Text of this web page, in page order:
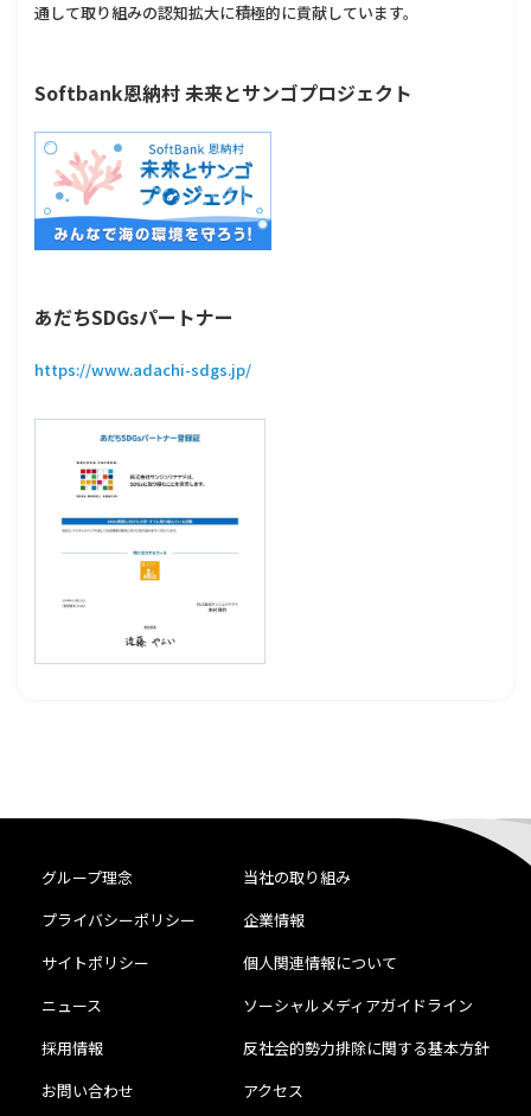
通して取り組みの認知拡大に積極的に貢献しています。
Softbank恩納村 未来とサンゴプロジェクト
あだちSDGsパートナー
https://www.adachi-sdgs.jp/
グループ理念
当社の取り組み
プライバシーポリシー
企業情報
サイトポリシー
個人関連情報について
ニュース
ソーシャルメディアガイドライン
採用情報
反社会的勢力排除に関する基本方針
お問い合わせ
アクセス